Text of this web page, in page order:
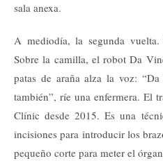
sala anexa.
A mediodía, la segunda
Sobre la camilla, el robot Da
patas de araña alza la voz:
también”, ríe una enfermera. El
Clínic desde 2015. Es una
incisiones para introducir los
pequeño corte para meter el